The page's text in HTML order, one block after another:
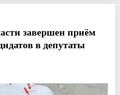
завершен приём
в депутаты